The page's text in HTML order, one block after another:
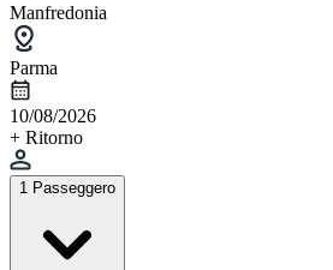
Manfredonia
Parma
10/08/2026
+ Ritorno
1 Passeggero